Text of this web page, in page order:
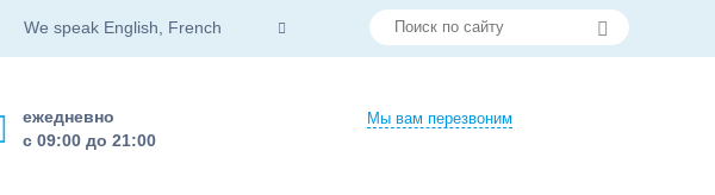
We speak English, French
Мы вам перезвоним
ежедневно
с 09:00 до 21:00